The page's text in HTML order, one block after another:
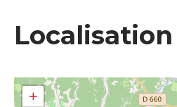
Localisation
+